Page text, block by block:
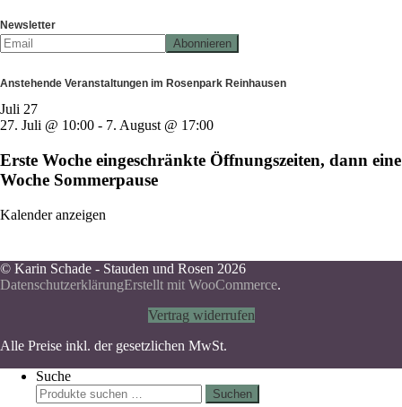
Newsletter
Anstehende Veranstaltungen im Rosenpark Reinhausen
Juli 27
27. Juli @ 10:00 - 7. August @ 17:00
Erste Woche eingeschränkte Öffnungszeiten, dann eine
Woche Sommerpause
Kalender anzeigen
© Karin Schade - Stauden und Rosen 2026
DatenschutzerklärungErstellt mit WooCommerce.
Vertrag widerrufen
Alle Preise inkl. der gesetzlichen MwSt.
Suche
Suchen
Suchen